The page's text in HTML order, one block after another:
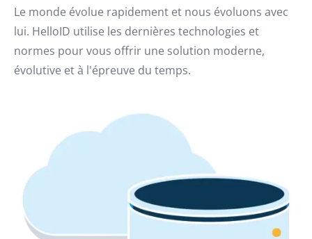
Le monde évolue rapidement et nous évoluons avec
lui. HelloID utilise les dernières technologies et
normes pour vous offrir une solution moderne,
évolutive et à l'épreuve du temps.